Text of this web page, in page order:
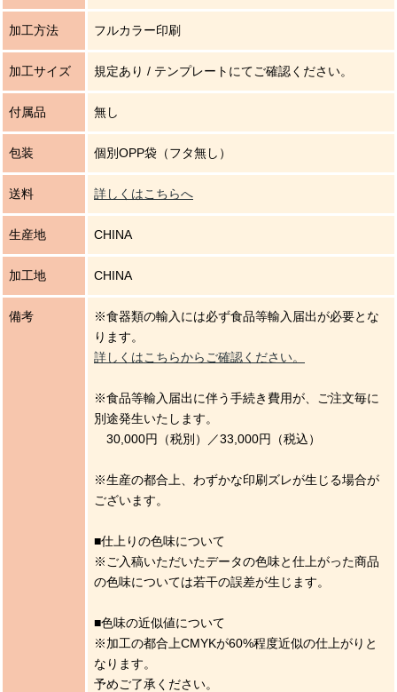
加工方法 フルカラー印刷
加工サイズ 規定あり / テンプレートにてご確認ください。
付属品 無し
包装 個別OPP袋（フタ無し）
送料 詳しくはこちらへ
生産地 CHINA
加工地 CHINA
備考
※食器類の輸入には必ず食品等輸入届出が必要とな
ります。
詳しくはこちらからご確認ください。
※食品等輸入届出に伴う手続き費用が、ご注文毎に
別途発生いたします。
30,000円（税別）／33,000円（税込）
※生産の都合上、わずかな印刷ズレが生じる場合が
ございます。
■仕上りの色味について
※ご入稿いただいたデータの色味と仕上がった商品
の色味については若干の誤差が生じます。
■色味の近似値について
※加工の都合上CMYKが60%程度近似の仕上がりと
なります。
予めご了承ください。